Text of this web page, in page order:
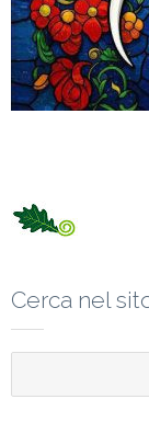
Cerca nel